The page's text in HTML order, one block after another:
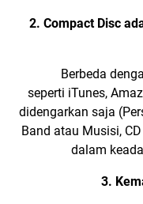
2. Compact Disc
Berbeda
seperti iTunes,
didengarkan saja
Band atau Musisi,
dalam
3.